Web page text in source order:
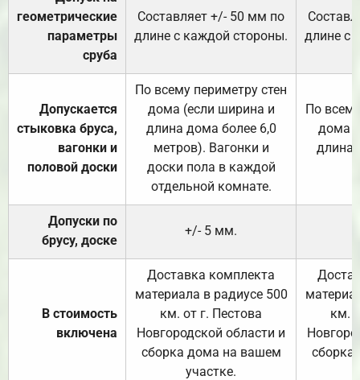
геометрические
параметры
сруба
Составляет +/- 50 мм по
длине с каждой стороны.
длине с
Допускается
стыковка бруса,
вагонки и
половой доски
По всему периметру стен
дома (если ширина и
длина дома более 6,0
метров). Вагонки и
доски пола в каждой
отдельной комнате.
По
дома
длина
Допуски по
брусу, доске
+/- 5 мм.
В стоимость
включена
Доставка комплекта
материала в радиусе 500
км. от г. Пестова
Новгородской области и
сборка дома на вашем
участке.
км.